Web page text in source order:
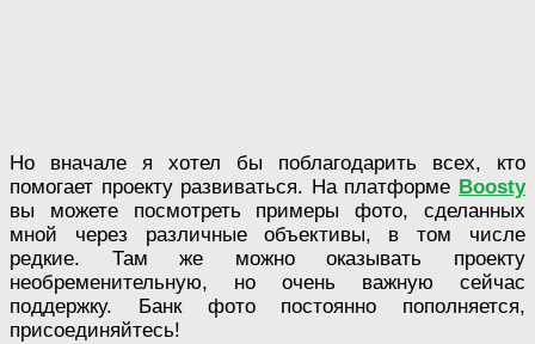
Но вначале я хотел бы поблагодарить всех, кто
помогает проекту развиваться. На платформе Boosty
вы можете посмотреть примеры фото, сделанных
мной через различные объективы, в том числе
редкие. Там же можно оказывать проекту
необременительную, но очень важную сейчас
поддержку. Банк фото постоянно пополняется,
присоединяйтесь!